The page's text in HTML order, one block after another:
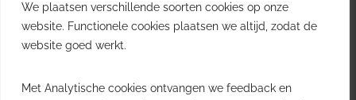
We plaatsen verschillende soorten cookies op onze
website. Functionele cookies plaatsen we altijd, zodat de
website goed werkt.
Met Analytische cookies ontvangen we feedback en
Job plaatsen
Gratis wekelijkse update
inzichten uit de Belgische logistieke sector in uw inbox.